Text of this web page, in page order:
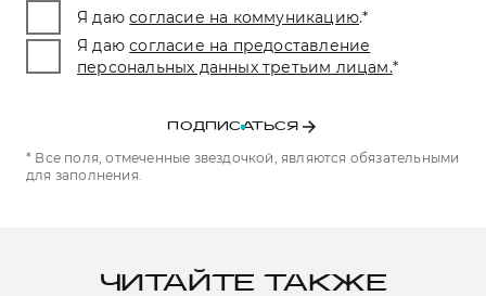
Я даю согласие на коммуникацию.*
Я даю согласие на предоставление
персональных данных третьим лицам.*
ПОДПИСАТЬСЯ
* Все поля, отмеченные звездочкой, являются обязательными
для заполнения.
ЧИТАЙТЕ ТАКЖЕ